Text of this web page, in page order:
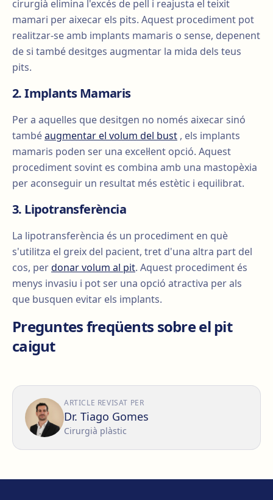
cirurgià elimina l'excés de pell i reajusta el teixit
mamari per aixecar els pits. Aquest procediment pot
realitzar-se amb implants mamaris o sense, depenent
de si també desitges augmentar la mida dels teus
pits.
2. Implants Mamaris
Per a aquelles que desitgen no només aixecar sinó
tambéaugmentar el volum del bust , els implants
mamaris poden ser una excel·lent opció. Aquest
procediment sovint es combina amb una mastopèxia
per aconseguir un resultat més estètic i equilibrat.
3. Lipotransferència
La lipotransferència és un procediment en què
s'utilitza el greix del pacient, tret d'una altra part del
cos, perdonar volum al pit. Aquest procediment és
menys invasiu i pot ser una opció atractiva per als
que busquen evitar els implants.
Preguntes freqüents sobre el pit
caigut
ARTICLE REVISAT PER
Dr. Tiago Gomes
Cirurgià plàstic